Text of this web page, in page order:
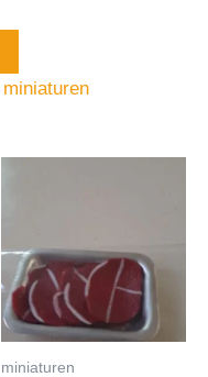
miniaturen
miniaturen